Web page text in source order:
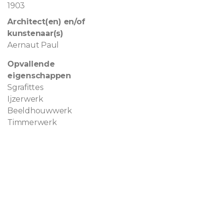
1903
Architect(en) en/of
kunstenaar(s)
Aernaut Paul
Opvallende
eigenschappen
Sgrafittes
Ijzerwerk
Beeldhouwwerk
Timmerwerk